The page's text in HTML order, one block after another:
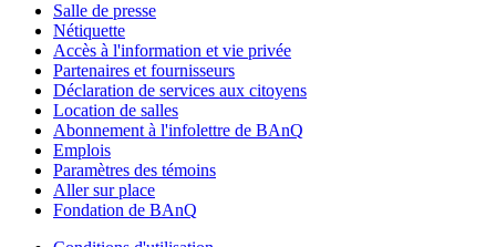
Salle de presse
Nétiquette
Accès à l'information et vie privée
Partenaires et fournisseurs
Déclaration de services aux citoyens
Location de salles
Abonnement à l'infolettre de BAnQ
Emplois
Paramètres des témoins
Aller sur place
Fondation de BAnQ